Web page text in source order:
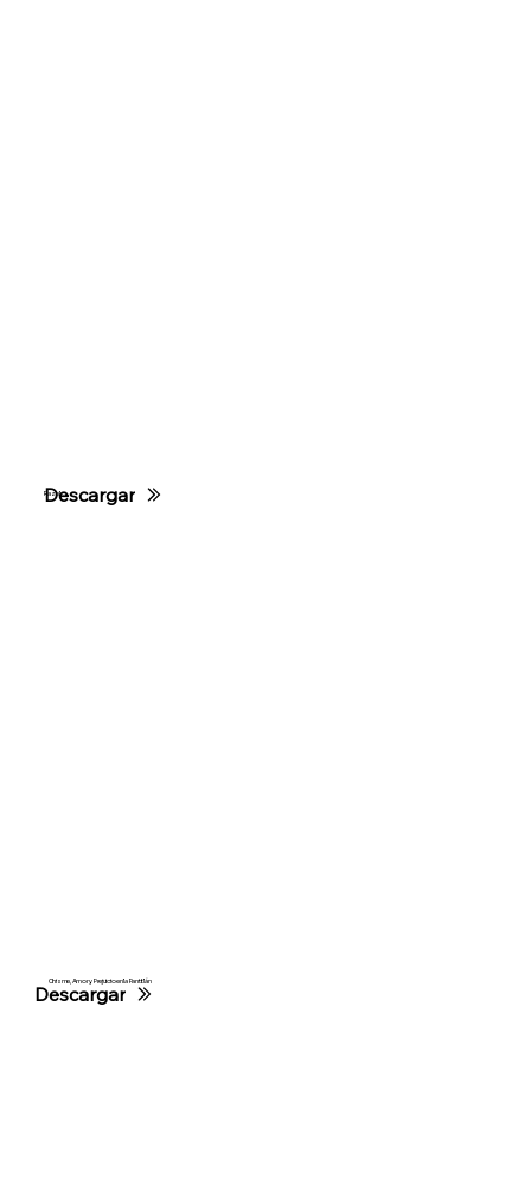
Raziel
Descargar
Chisme, Amor y Prejuicio en la Pantitlán
Descargar